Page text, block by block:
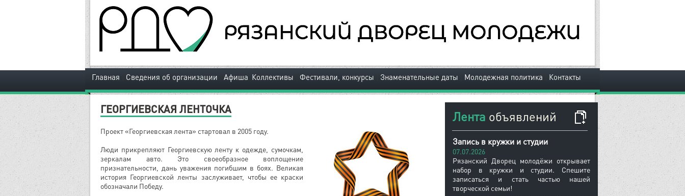
Главная Сведения об организации Афиша Коллективы Фестивали, конкурсы Знаменательные даты Молодежная политика Контакты
ГЕОРГИЕВСКАЯ ЛЕНТОЧКА
Проект «Георгиевская лента» стартовал в 2005 году.
Люди прикрепляют Георгиевскую ленту к одежде, сумочкам,
зеркалам авто. Это своеобразное воплощение
признательности, дань уважения погибшим в боях. Великая
история Георгиевской ленты заслуживает, чтобы ее краски
обозначали Победу.
Лента объявлений
Запись в кружки и студии
07.07.2026
Рязанский Дворец молодёжи открывает
набор в кружки и студии. Спешите
записаться и стать частью нашей
творческой семьи!